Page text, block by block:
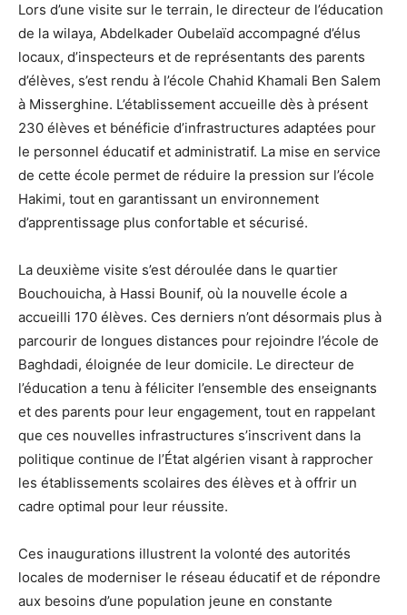
Lors d’une visite sur le terrain, le directeur de l’éducation
de la wilaya, Abdelkader Oubelaïd accompagné d’élus
locaux, d’inspecteurs et de représentants des parents
d’élèves, s’est rendu à l’école Chahid Khamali Ben Salem
à Misserghine. L’établissement accueille dès à présent
230 élèves et bénéficie d’infrastructures adaptées pour
le personnel éducatif et administratif. La mise en service
de cette école permet de réduire la pression sur l’école
Hakimi, tout en garantissant un environnement
d’apprentissage plus confortable et sécurisé.
La deuxième visite s’est déroulée dans le quartier
Bouchouicha, à Hassi Bounif, où la nouvelle école a
accueilli 170 élèves. Ces derniers n’ont désormais plus à
parcourir de longues distances pour rejoindre l’école de
Baghdadi, éloignée de leur domicile. Le directeur de
l’éducation a tenu à féliciter l’ensemble des enseignants
et des parents pour leur engagement, tout en rappelant
que ces nouvelles infrastructures s’inscrivent dans la
politique continue de l’État algérien visant à rapprocher
les établissements scolaires des élèves et à offrir un
cadre optimal pour leur réussite.
Ces inaugurations illustrent la volonté des autorités
locales de moderniser le réseau éducatif et de répondre
aux besoins d’une population jeune en constante